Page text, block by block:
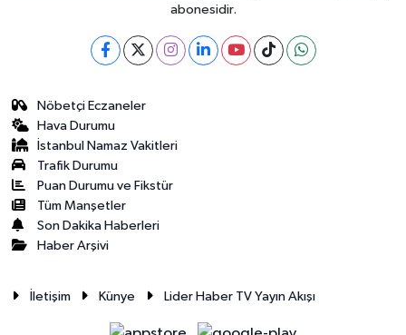
abonesidir.
Nöbetçi Eczaneler
Hava Durumu
İstanbul Namaz Vakitleri
Trafik Durumu
Puan Durumu ve Fikstür
Tüm Manşetler
Son Dakika Haberleri
Haber Arşivi
İletişim Künye Lider Haber TV Yayın Akışı